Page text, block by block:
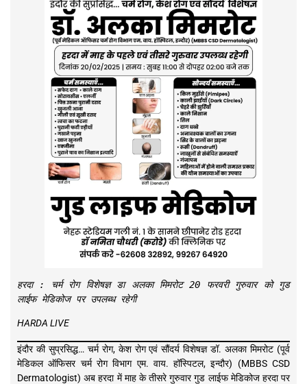
हरदा : चर्म रोग विशेषज्ञ डा अलका मिमरोट 20 फरवरी गुरुवार को गुड
लाईफ मेडिकोज पर उपलब्ध रहेगी
HARDA LIVE
इंदौर की सुप्रसिद्ध… चर्म रोग, केश रोग एवं सौंदर्य विशेषज्ञ डॉ. अलका मिमरोट (पूर्व
मेडिकल ऑफिसर चर्म रोग विभाग एम. वाय. हॉस्पिटल, इन्दौर) (MBBS CSD
Dermatologist) अब हरदा में माह के तीसरे गुरुवार गुड लाईफ मेडिकोज हरदा पर